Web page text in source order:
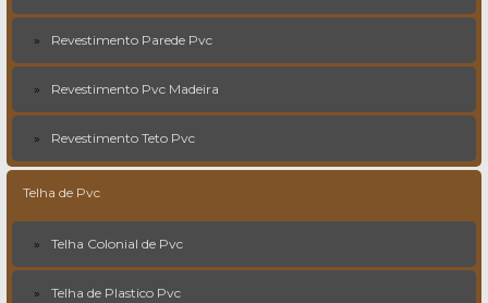
Revestimento Parede Pvc
Revestimento Pvc Madeira
Revestimento Teto Pvc
Telha de Pvc
Telha Colonial de Pvc
Telha de Plastico Pvc